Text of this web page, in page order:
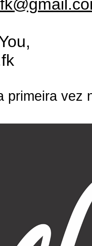
primeira vez